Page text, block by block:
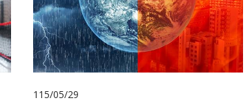
115/05/29